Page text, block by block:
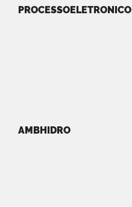
PROCESSOELETRONICO
AMBHIDRO